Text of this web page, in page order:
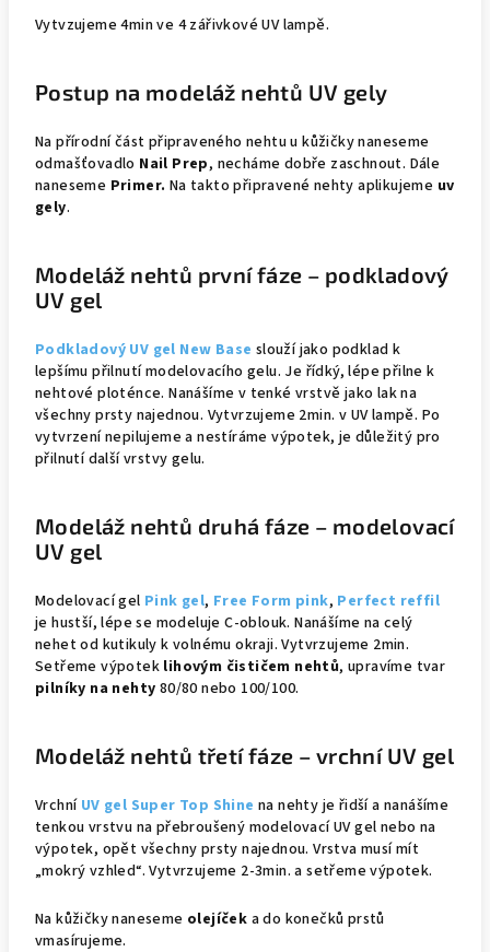
Vytvzujeme 4min ve 4 zářivkové UV lampě.
Postup na modeláž nehtů UV gely
Na přírodní část připraveného nehtu u kůžičky naneseme
odmašťovadlo Nail Prep, necháme dobře zaschnout. Dále
naneseme Primer. Na takto připravené nehty aplikujeme uv
gely.
Modeláž nehtů první fáze – podkladový
UV gel
Podkladový UV gel New Base slouží jako podklad k
lepšímu přilnutí modelovacího gelu. Je řídký, lépe přilne k
nehtové ploténce. Nanášíme v tenké vrstvě jako lak na
všechny prsty najednou. Vytvrzujeme 2min. v UV lampě. Po
vytvrzení nepilujeme a nestíráme výpotek, je důležitý pro
přilnutí další vrstvy gelu.
Modeláž nehtů druhá fáze – modelovací
UV gel
Modelovací gel Pink gel, Free Form pink, Perfect reffil
je hustší, lépe se modeluje C-oblouk. Nanášíme na celý
nehet od kutikuly k volnému okraji. Vytvrzujeme 2min.
Setřeme výpotek lihovým čističem nehtů, upravíme tvar
pilníky na nehty 80/80 nebo 100/100.
Modeláž nehtů třetí fáze – vrchní UV gel
Vrchní UV gel Super Top Shine na nehty je řidší a nanášíme
tenkou vrstvu na přebroušený modelovací UV gel nebo na
výpotek, opět všechny prsty najednou. Vrstva musí mít
„mokrý vzhled“. Vytvrzujeme 2-3min. a setřeme výpotek.
Na kůžičky naneseme olejíček a do konečků prstů
vmasírujeme.